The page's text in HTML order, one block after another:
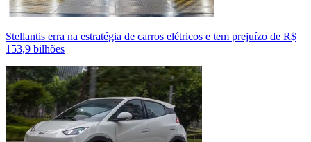
Stellantis erra na estratégia de carros elétricos e tem prejuízo de R$
153,9 bilhões